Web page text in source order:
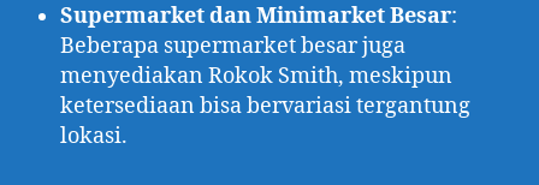
Supermarket dan Minimarket Besar:
Beberapa supermarket besar juga
menyediakan Rokok Smith, meskipun
ketersediaan bisa bervariasi tergantung
lokasi.